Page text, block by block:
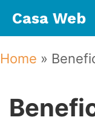
Saltar
contenido
Casa Web
Home »